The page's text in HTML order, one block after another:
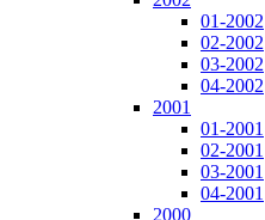
01-2002
02-2002
03-2002
04-2002
2001
01-2001
02-2001
03-2001
04-2001
2000